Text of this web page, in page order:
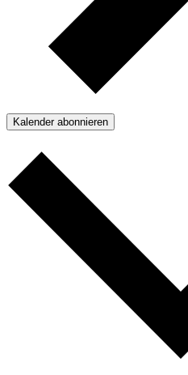
Kalender abonnieren